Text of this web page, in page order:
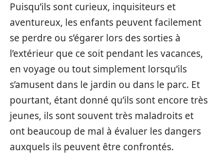
Puisqu’ils sont curieux, inquisiteurs et
aventureux, les enfants peuvent facilement
se perdre ou s’égarer lors des sorties à
l’extérieur que ce soit pendant les vacances,
en voyage ou tout simplement lorsqu’ils
s’amusent dans le jardin ou dans le parc. Et
pourtant, étant donné qu’ils sont encore très
jeunes, ils sont souvent très maladroits et
ont beaucoup de mal à évaluer les dangers
auxquels ils peuvent être confrontés.